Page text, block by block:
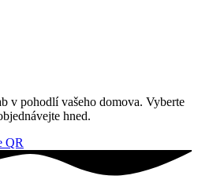
v pohodlí vašeho domova. Vyberte
hned.
QR